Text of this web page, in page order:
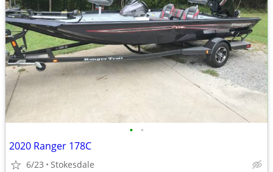
• •
2020 Ranger 178C
6/23 Stokesdale